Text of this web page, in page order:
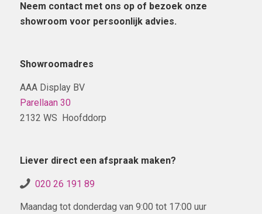
Neem contact met ons op of bezoek onze
showroom voor persoonlijk advies.
Showroomadres
AAA Display BV
Parellaan 30
2132 WS Hoofddorp
Liever direct een afspraak maken?
020 26 191 89
Maandag tot donderdag van 9:00 tot 17:00 uur